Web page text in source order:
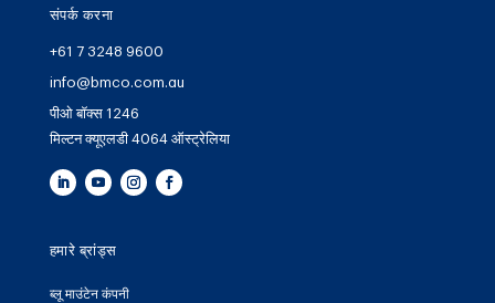
संपर्क करना
+61 7 3248 9600
info@bmco.com.au
पीओ बॉक्स 1246
मिल्टन क्यूएलडी 4064 ऑस्ट्रेलिया
हमारे ब्रांड्स
ब्लू माउंटेन कंपनी